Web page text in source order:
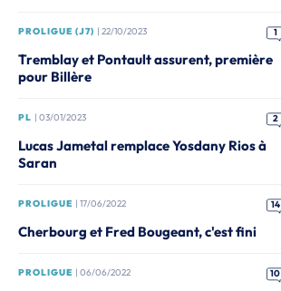
PROLIGUE (J7) | 22/10/2023 1
Tremblay et Pontault assurent, première
pour Billère
PL | 03/01/2023 2
Lucas Jametal remplace Yosdany Rios à
Saran
PROLIGUE | 17/06/2022 14
Cherbourg et Fred Bougeant, c'est fini
PROLIGUE | 06/06/2022 10